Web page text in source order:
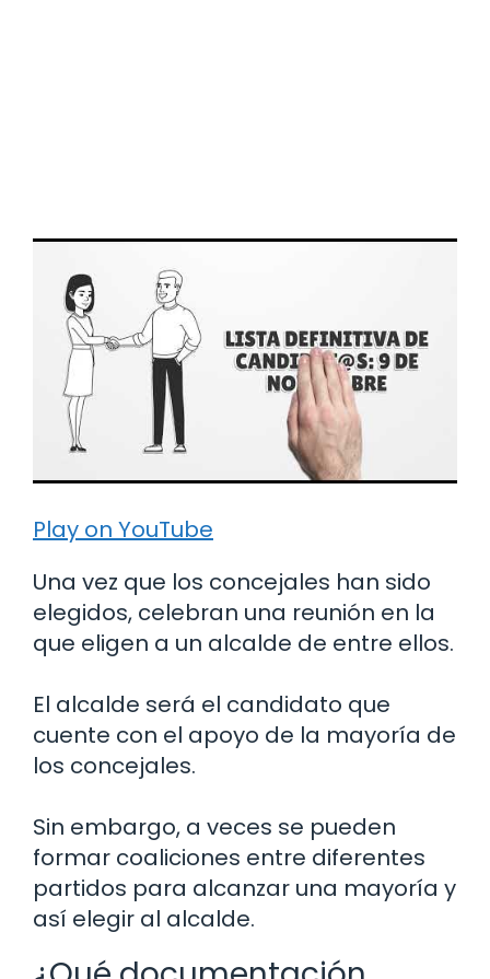
Play on YouTube
Una vez que los concejales han sido
elegidos, celebran una reunión en la
que eligen a un alcalde de entre ellos.
El alcalde será el candidato que
cuente con el apoyo de la mayoría de
los concejales.
Sin embargo, a veces se pueden
formar coaliciones entre diferentes
partidos para alcanzar una mayoría y
así elegir al alcalde.